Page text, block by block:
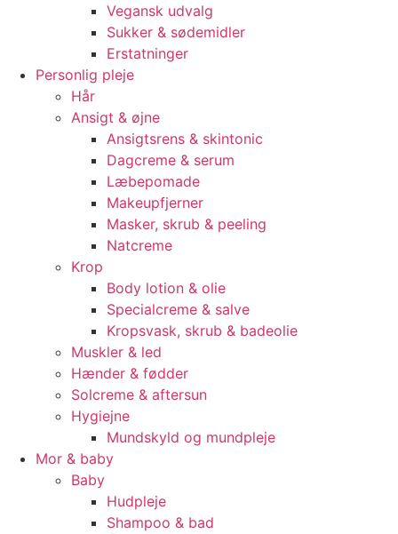
Vegansk udvalg
Sukker & sødemidler
Erstatninger
Personlig pleje
Hår
Ansigt & øjne
Ansigtsrens & skintonic
Dagcreme & serum
Læbepomade
Makeupfjerner
Masker, skrub & peeling
Natcreme
Krop
Body lotion & olie
Specialcreme & salve
Kropsvask, skrub & badeolie
Muskler & led
Hænder & fødder
Solcreme & aftersun
Hygiejne
Mundskyld og mundpleje
Mor & baby
Baby
Hudpleje
Shampoo & bad